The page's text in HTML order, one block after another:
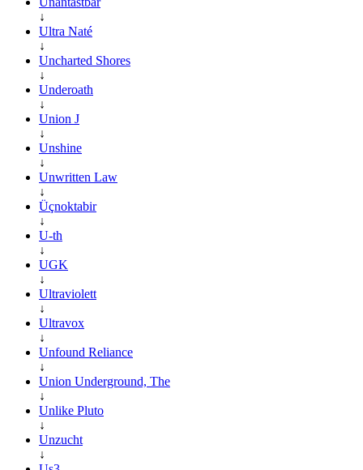
↓
Ultra Naté
↓
Uncharted Shores
↓
Underoath
↓
Union J
↓
Unshine
↓
Unwritten Law
↓
Üçnoktabir
↓
U-th
↓
UGK
↓
Ultraviolett
↓
Ultravox
↓
Unfound Reliance
↓
Union Underground, The
↓
Unlike Pluto
↓
Unzucht
↓